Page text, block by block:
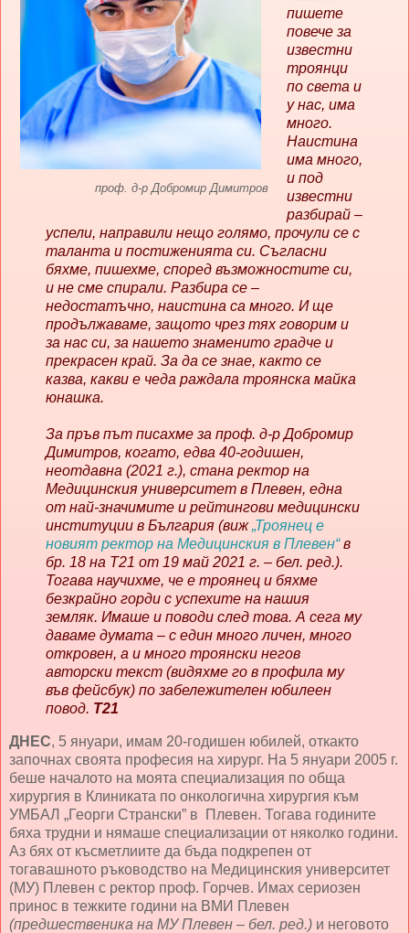
проф. д-р Добромир Димитров
пишете
повече за
известни
троянци
по света и
у нас, има
много.
Наистина
има много,
и под
известни
разбирай –
успели, направили нещо голямо, прочули се с
таланта и постиженията си. Съгласни
бяхме, пишехме, според възможностите си,
и не сме спирали. Разбира се –
недостатъчно, наистина са много. И ще
продължаваме, защото чрез тях говорим и
за нас си, за нашето знаменито градче и
прекрасен край. За да се знае, както се
казва, какви е чеда раждала троянска майка
юнашка.
За пръв път писахме за проф. д-р Добромир
Димитров, когато, едва 40-годишен,
неотдавна (2021 г.), стана ректор на
Медицинския университет в Плевен, една
от най-значимите и рейтингови медицински
институции в България (виж„Троянец е
новият ректор на Медицинския в Плевен“в
бр. 18 на Т21 от 19 май 2021 г. – бел. ред.).
Тогава научихме, че е троянец и бяхме
безкрайно горди с успехите на нашия
земляк. Имаше и поводи след това. А сега му
даваме думата – с един много личен, много
откровен, а и много троянски негов
авторски текст (видяхме го в профила му
във фейсбук) по забележителен юбилеен
повод. Т21
ДНЕС, 5 януари, имам 20-годишен юбилей, откакто
започнах своята професия на хирург. На 5 януари 2005 г.
беше началото на моята специализация по обща
хирургия в Клиниката по онкологична хирургия към
УМБАЛ „Георги Странски” в Плевен. Тогава годините
бяха трудни и нямаше специализации от няколко години.
Аз бях от късметлиите да бъда подкрепен от
тогавашното ръководство на Медицинския университет
(МУ) Плевен с ректор проф. Горчев. Имах сериозен
принос в тежките години на ВМИ Плевен
(предшественика на МУ Плевен – бел. ред.) и неговото